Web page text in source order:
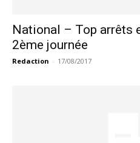
National – Top arrêts
2ème journée
Redaction - 17/08/2017